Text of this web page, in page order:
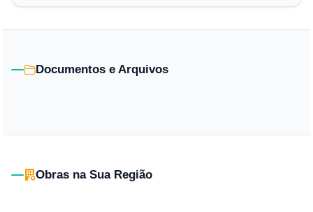
Documentos e Arquivos
Obras na Sua Região